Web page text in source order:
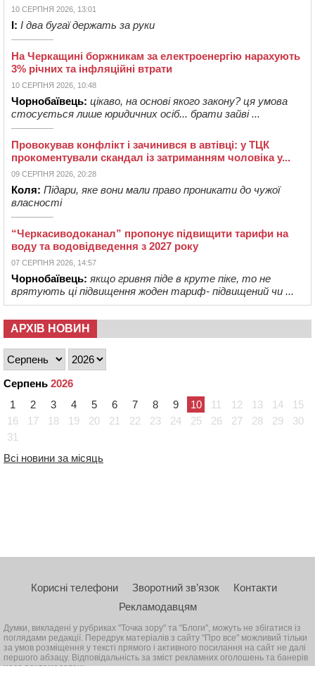
10 СЕРПНЯ 2026, 13:01
І: І два бугаї держать за руки
На Черкащині боржникам за електроенергію нарахують
3% річних та інфляційні втрати
10 СЕРПНЯ 2026, 10:48
Чорнобаївець: цікаво, на основі якого закону? ця умова
стосується лише юридичних осіб... брати зайві ...
Провокував конфлікт і зачинився в автівці: у ТЦК
прокоментували скандал із затриманням чоловіка у...
09 СЕРПНЯ 2026, 20:28
Коля: Підари, яке вони мали право проникати до чужої
власності
“Черкасиводоканал” пропонує підвищити тарифи на
воду та водовідведення з 2027 року
07 СЕРПНЯ 2026, 14:57
Чорнобаївець: якщо гривня піде в круте піке, то не
врятують ці підвищення жоден тариф- підвищений чи ...
АРХІВ НОВИН
Серпень 2026
1
2 3 4 5 6 7 8 9 10 11 12 13 14
15
16
17 18 19 20 21 22 23 24 25 26 27 28 29
30
31
Всі новини за місяць
Корисні телефони Зворотний зв’язок
Контакти
Рекламодавцям
Думки, викладені у рубриках "Точка зору" та "Блоги", можуть не збігатися із
поглядами редакції. Передрук матеріалів з сайту "Про все" можливий тільки
за умов розміщення у тексті прямого і активного посилання на сайт не далі
першого абзацу. Відповідальність за зміст рекламних оголошень та банерів
несе рекламодавець